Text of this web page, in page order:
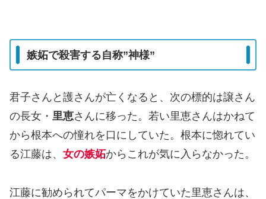
嫉妬で殺害する自称”神様”
君子さんと護さんが亡くなると、次の標的は譲さん
の長女・ 里恵さんに移った。若い里恵さんはかねて
から根本への憧れを口にしていた。根本に惚れてい
る江藤は、 女の嫉妬からこれが気に入らなかった。
江藤に勧められてパーマをかけていた里恵さんは、